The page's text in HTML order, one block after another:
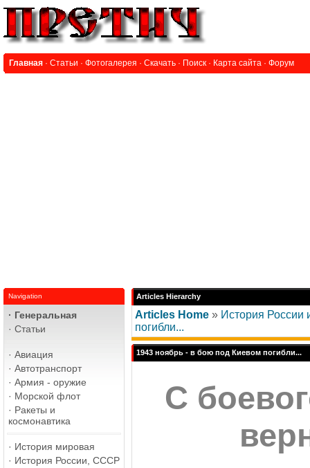
Главная · Статьи · Фотогалерея · Скачать · Поиск · Карта сайта · Форум
Navigation
· Генеральная
· Статьи
· Авиация
· Автотранспорт
· Армия - оружие
· Морской флот
· Ракеты и
космонавтика
· История мировая
· История России, СССР
Articles Hierarchy
Articles Home » История
погибли...
1943 ноябрь - в бою под Киевом погибли...
С